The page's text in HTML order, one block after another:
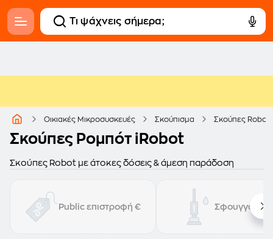
Οικιακές Μικροσυσκευές Σκούπισμα Σκούπες Robot
Σκούπες Ρομπότ iRobot
Σκούπες Robot με άτοκες δόσεις & άμεση παράδοση
Public επιστροφή €